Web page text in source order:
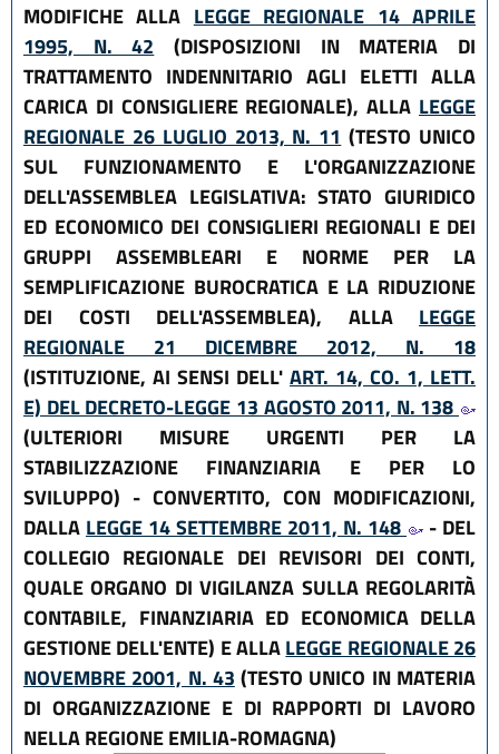
MODIFICHE ALLA LEGGE REGIONALE 14 APRILE
1995, N. 42 (DISPOSIZIONI IN MATERIA DI
TRATTAMENTO INDENNITARIO AGLI ELETTI ALLA
CARICA DI CONSIGLIERE REGIONALE), ALLA LEGGE
REGIONALE 26 LUGLIO 2013, N. 11 (TESTO UNICO
SUL FUNZIONAMENTO E L'ORGANIZZAZIONE
DELL'ASSEMBLEA LEGISLATIVA: STATO GIURIDICO
ED ECONOMICO DEI CONSIGLIERI REGIONALI E DEI
GRUPPI ASSEMBLEARI E NORME PER LA
SEMPLIFICAZIONE BUROCRATICA E LA RIDUZIONE
DEI COSTI DELL'ASSEMBLEA), ALLA LEGGE
REGIONALE 21 DICEMBRE 2012, N. 18
(ISTITUZIONE, AI SENSI DELL' ART. 14, CO. 1, LETT.
E) DEL DECRETO-LEGGE 13 AGOSTO 2011, N. 138
(ULTERIORI MISURE URGENTI PER LA
STABILIZZAZIONE FINANZIARIA E PER LO
SVILUPPO) - CONVERTITO, CON MODIFICAZIONI,
DALLA LEGGE 14 SETTEMBRE 2011, N. 148
- DEL
COLLEGIO REGIONALE DEI REVISORI DEI CONTI,
QUALE ORGANO DI VIGILANZA SULLA REGOLARITÀ
CONTABILE, FINANZIARIA ED ECONOMICA DELLA
GESTIONE DELL'ENTE) E ALLALEGGE REGIONALE 26
NOVEMBRE 2001, N. 43 (TESTO UNICO IN MATERIA
DI ORGANIZZAZIONE E DI RAPPORTI DI LAVORO
NELLA REGIONE EMILIA-ROMAGNA)